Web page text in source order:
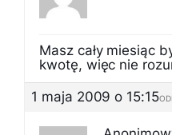
Masz cały miesiąc
kwotę, więc nie
1 maja 2009 o 15:15